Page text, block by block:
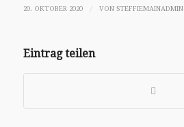
20. OKTOBER 2020 / VON STEFFIEMAINADMIN
Eintrag teilen